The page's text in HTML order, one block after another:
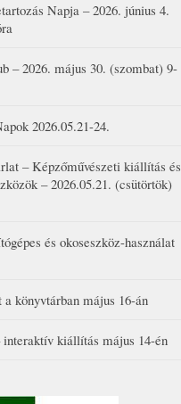
Napja – 2026. június 4.
– 2026. május 30. (szombat) 9-
2026.05.21-24.
– Képzőművészeti kiállítás és
– 2026.05.21. (csütörtök)
és okoseszköz-használat
könyvtárban május 16-án
interaktív kiállítás május 14-én